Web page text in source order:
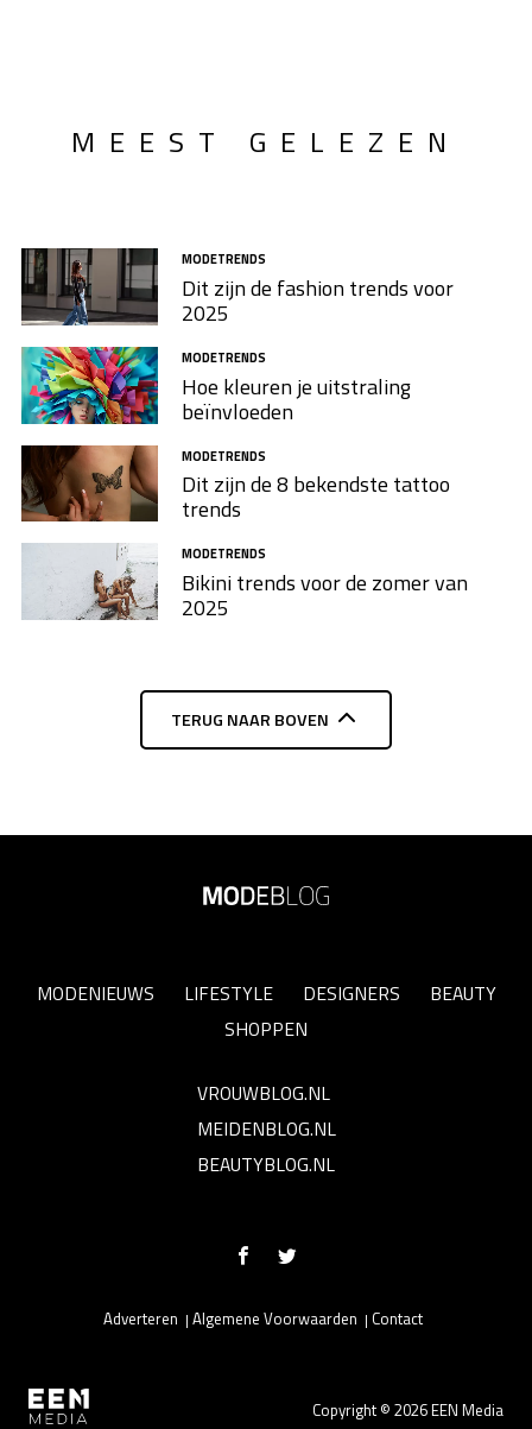
MEEST GELEZEN
MODETRENDS
Dit zijn de fashion trends voor
2025
MODETRENDS
Hoe kleuren je uitstraling
beïnvloeden
MODETRENDS
Dit zijn de 8 bekendste tattoo
trends
MODETRENDS
Bikini trends voor de zomer van
2025
TERUG NAAR BOVEN
MODENIEUWS LIFESTYLE DESIGNERS
BEAUTY
SHOPPEN
VROUWBLOG.NL
MEIDENBLOG.NL
BEAUTYBLOG.NL
Copyright © 2026 EEN Media
Adverteren Algemene Voorwaarden Contact